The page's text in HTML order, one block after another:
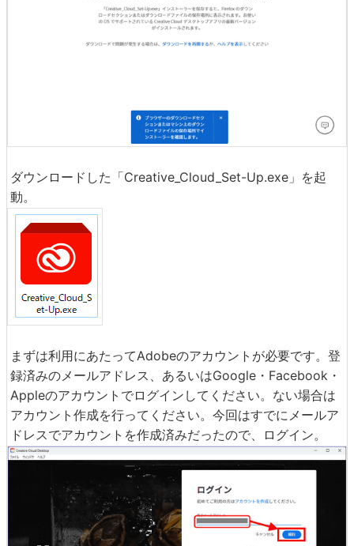
ダウンロードした「Creative_Cloud_Set-Up.exe」を起
動。
まずは利用にあたってAdobeのアカウントが必要です。登
録済みのメールアドレス、あるいはGoogle・Facebook・
Appleのアカウントでログインしてください。ない場合は
アカウント作成を行ってください。今回はすでにメールア
ドレスでアカウントを作成済みだったので、ログイン。